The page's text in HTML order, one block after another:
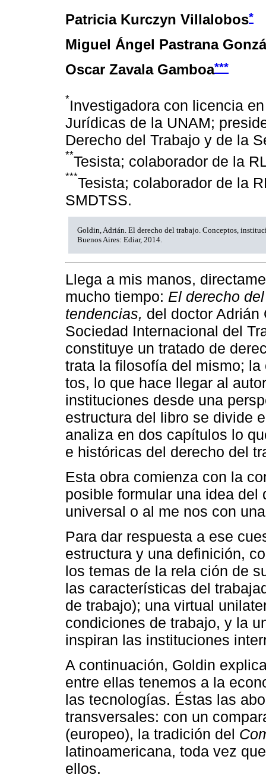
Patricia Kurczyn Villalobos*
Miguel Ángel Pastrana
Oscar Zavala Gamboa***
*Investigadora con licencia
Jurídicas de la UNAM;
Derecho del Trabajo y de la
**Tesista; colaborador de la
***Tesista; colaborador de la
SMDTSS.
Goldin, Adrián. El derecho del trabajo. Conceptos,
Buenos Aires: Ediar, 2014.
Llega a mis manos,
mucho tiempo: El derecho
tendencias, del doctor Adrián
Sociedad Internacional del
constituye un tratado de
trata la filosofía del mismo;
tos, lo que hace llegar al
instituciones desde una
estructura del libro se divide
analiza en dos capítulos lo
e históricas del derecho del
Esta obra comienza con la
posible formular una idea del
universal o al me nos con
Para dar respuesta a ese
estructura y una definición,
los temas de la rela ción de
las características del
de trabajo); una virtual
condiciones de trabajo, y la
inspiran las instituciones
A continuación, Goldin
entre ellas tenemos a la
las tecnologías. Éstas las
transversales: con un
(europeo), la tradición del
latinoamericana, toda vez
ellos.